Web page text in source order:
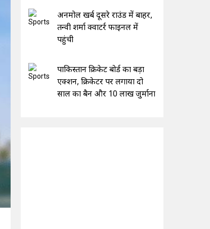
अनमोल खर्ब दूसरे राउंड में बाहर,
तन्वी शर्मा क्वाटर्र फाइनल में
पहुंची
पाकिस्तान क्रिकेट बोर्ड का बड़ा
एक्शन, क्रिकेटर पर लगाया दो
साल का बैन और 10 लाख जुर्माना